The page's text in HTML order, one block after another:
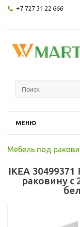
+7 727 31 22 666
МЕНЮ
Мебель под
IKEA
раковину